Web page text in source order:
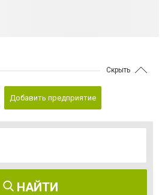
Скрыть
Добавить предприятие
НАЙТИ